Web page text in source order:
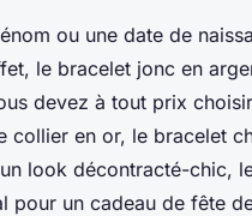
ou une date de
le bracelet jonc en
devez à tout prix
collier en or, le bracelet
look décontracté-chic,
pour un cadeau de fête